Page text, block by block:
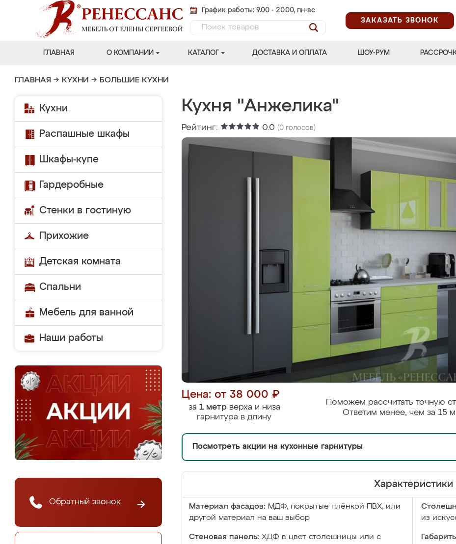
График работы: 9.00 - 20.00, пн-вс
ЗАКАЗАТЬ ЗВОНОК
ГЛАВНАЯ О КОМПАНИИ КАТАЛОГ ДОСТАВКА И ОПЛАТА ШОУ-РУМ
ГЛАВНАЯ → КУХНИ → БОЛЬШИЕ КУХНИ
Кухни
Распашные шкафы
Шкафы-купе
Гардеробные
Стенки в гостиную
Прихожие
Детская комната
Спальни
Мебель для ванной
Наши работы
Обратный звонок
Кухня "Анжелика"
Рейтинг: 0.0 (0 голосов)
Цена: от 38 000 ₽
за 1 метрверха и низа
гарнитура в длину
Поможем рассчитать точную
Ответим менее, чем за 15
Посмотреть акции на кухонные гарнитуры
Характеристики
Материал фасадов: МДФ, покрытые плёнкой ПВХ, или
другой материал на ваш выбор
из
Стеновая панель: ХДФ в цвет столешницы или с